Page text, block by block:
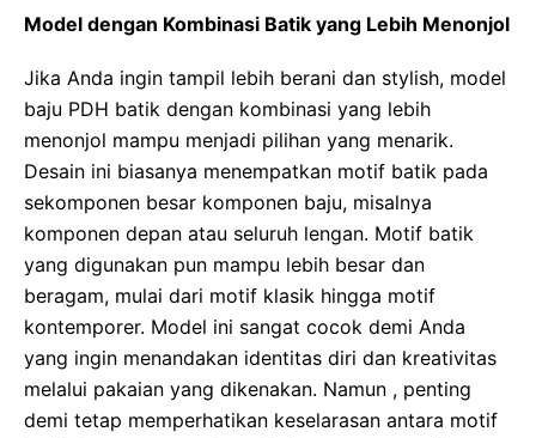
Model dengan Kombinasi Batik yang Lebih Menonjol
Jika Anda ingin tampil lebih berani dan stylish, model
baju PDH batik dengan kombinasi yang lebih
menonjol mampu menjadi pilihan yang menarik.
Desain ini biasanya menempatkan motif batik pada
sekomponen besar komponen baju, misalnya
komponen depan atau seluruh lengan. Motif batik
yang digunakan pun mampu lebih besar dan
beragam, mulai dari motif klasik hingga motif
kontemporer. Model ini sangat cocok demi Anda
yang ingin menandakan identitas diri dan kreativitas
melalui pakaian yang dikenakan. Namun , penting
demi tetap memperhatikan keselarasan antara motif